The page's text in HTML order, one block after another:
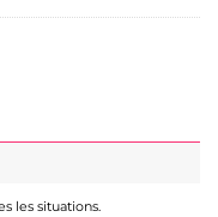
les situations.